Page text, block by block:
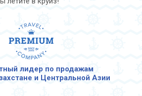
лидер по продажам
и Центральной Азии